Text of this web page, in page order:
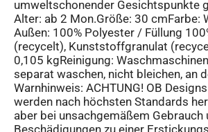
umweltschonender Gesichtspunkte
Alter: ab 2 Mon.Größe: 30 cmFarbe:
Außen: 100% Polyester / Füllung
(recycelt), Kunststoffgranulat
0,105 kgReinigung:
separat waschen, nicht bleichen, an
Warnhinweis: ACHTUNG! OB
werden nach höchsten Standards
aber bei unsachgemäßem Gebrauch